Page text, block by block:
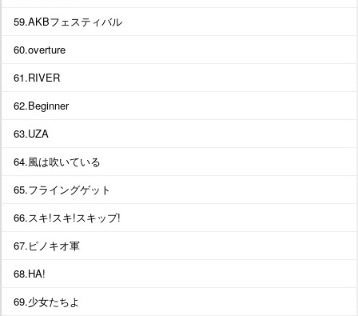
59.AKBフェスティバル
60.overture
61.RIVER
62.Beginner
63.UZA
64.風は吹いている
65.フライングゲット
66.スキ!スキ!スキップ!
67.ピノキオ軍
68.HA!
69.少女たちよ